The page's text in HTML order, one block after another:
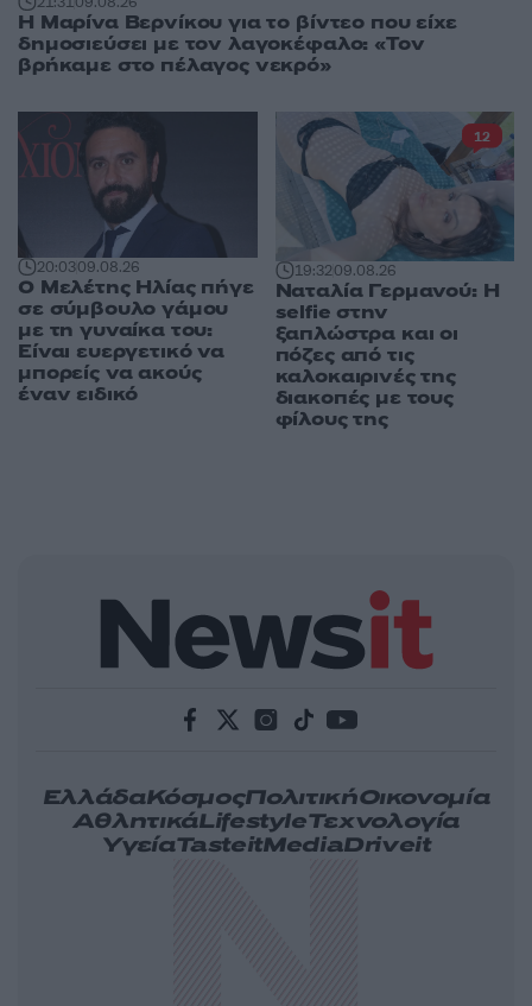
Η Μαρίνα Βερνίκου για το βίντεο που είχε
δημοσιεύσει με τον λαγοκέφαλο: «Τον
βρήκαμε στο πέλαγος νεκρό»
20:0309.08.26
Ο Μελέτης Ηλίας πήγε
σε σύμβουλο γάμου
με τη γυναίκα του:
Είναι ευεργετικό να
μπορείς να ακούς
έναν ειδικό
19:3209.08.26
Ναταλία Γερμανού: Η
selfie στην
ξαπλώστρα και οι
πόζες από τις
καλοκαιρινές της
διακοπές με τους
φίλους της
12
ΕλλάδαΚόσμοςΠολιτικήΟικονομία
ΑθλητικάLifestyleΤεχνολογία
ΥγείαTasteitMediaDriveit